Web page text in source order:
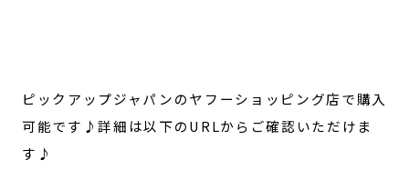
ピックアップジャパンのヤフーショッピング店で購入
可能です♪詳細は以下のURLからご確認いただけま
す♪